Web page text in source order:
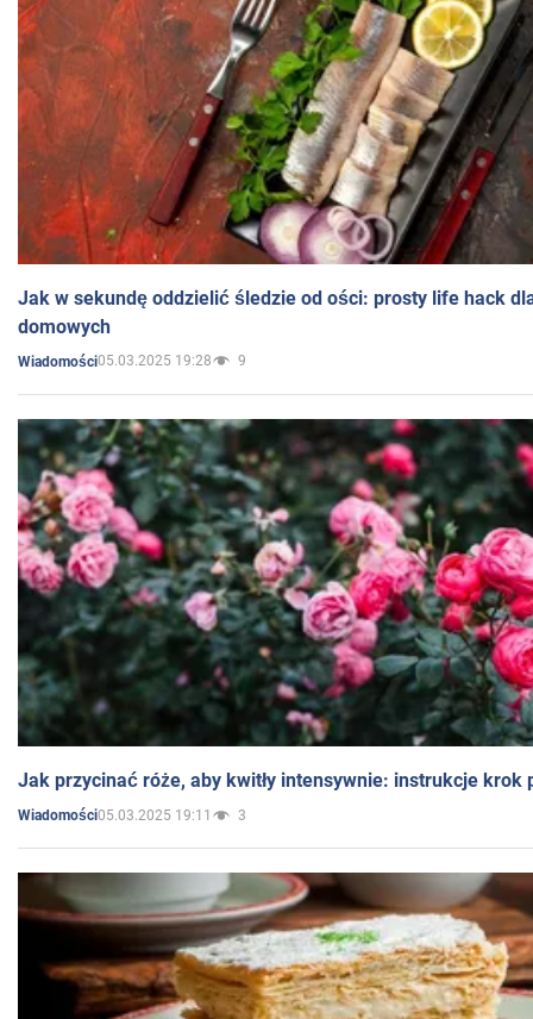
Jak w sekundę oddzielić śledzie od ości: prosty life hack
domowych
Wiadomości05.03.2025 19:28 9
Jak przycinać róże, aby kwitły intensywnie: instrukcje krok
Wiadomości05.03.2025 19:11 3